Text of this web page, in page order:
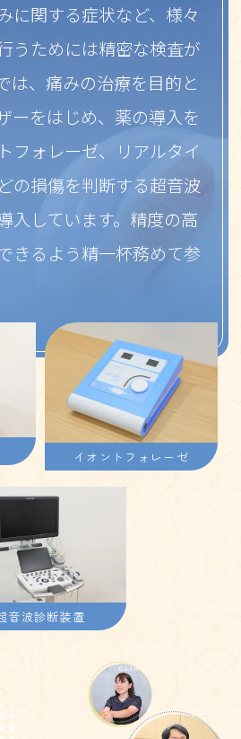
に関する症状など、様々
うためには精密な検査が
は、痛みの治療を目的と
ーをはじめ、薬の導入を
フォレーゼ、
リアルタイ
の損傷を判断する超音波
しています。 精度の高
きるよう精一杯務めて参
イオントフォレーゼ
音波診断装置